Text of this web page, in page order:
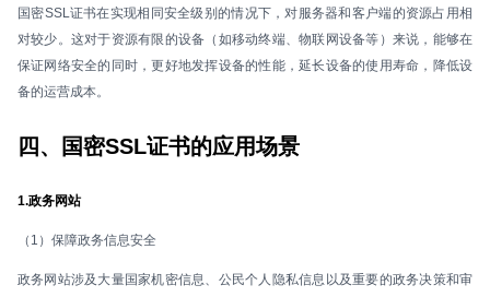
国密SSL证书在实现相同安全级别的情况下，对服务器和客户端的资源占用相
对较少。这对于资源有限的设备（如移动终端、物联网设备等）来说，能够在
保证网络安全的同时，更好地发挥设备的性能，延长设备的使用寿命，降低设
备的运营成本。
四、国密SSL证书的应用场景
1.政务网站
（1）保障政务信息安全
政务网站涉及大量国家机密信息、公民个人隐私信息以及重要的政务决策和审